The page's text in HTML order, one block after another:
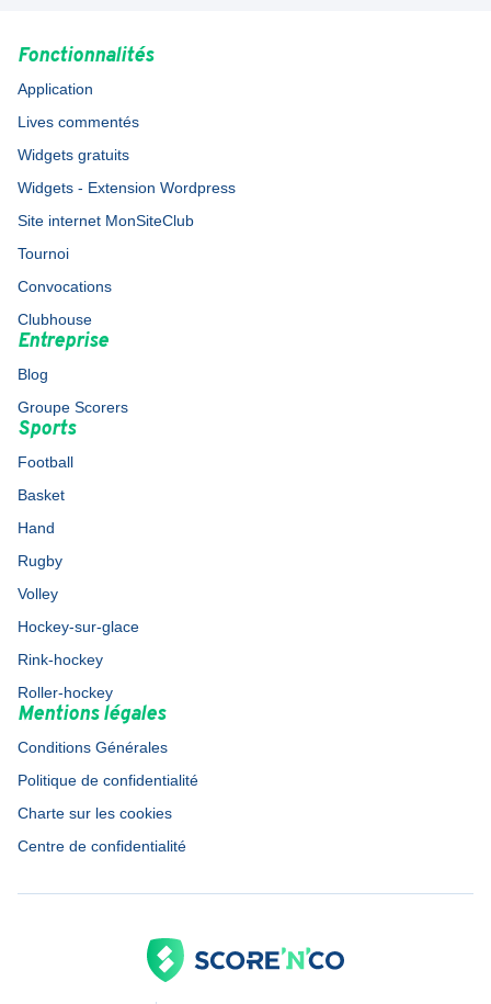
Fonctionnalités
Application
Lives commentés
Widgets gratuits
Widgets - Extension Wordpress
Site internet MonSiteClub
Tournoi
Convocations
Clubhouse
Entreprise
Blog
Groupe Scorers
Sports
Football
Basket
Hand
Rugby
Volley
Hockey-sur-glace
Rink-hockey
Roller-hockey
Mentions légales
Conditions Générales
Politique de confidentialité
Charte sur les cookies
Centre de confidentialité